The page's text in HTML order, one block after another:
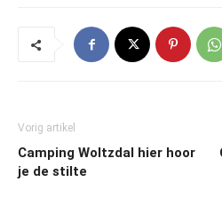
Vorig artikel
Camping Woltzdal hier hoor
je de stilte